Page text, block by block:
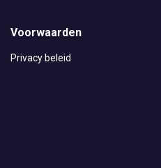
Voorwaarden
Privacy beleid
Flexnieuws
NBBU